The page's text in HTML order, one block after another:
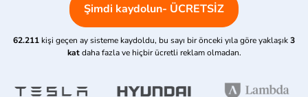
Şimdi kaydolun- ÜCRETSİZ
62.211kişi geçen ay sisteme kaydoldu, bu sayı bir önceki yıla göre yaklaşık3
kat daha fazla ve hiçbir ücretli reklam olmadan.